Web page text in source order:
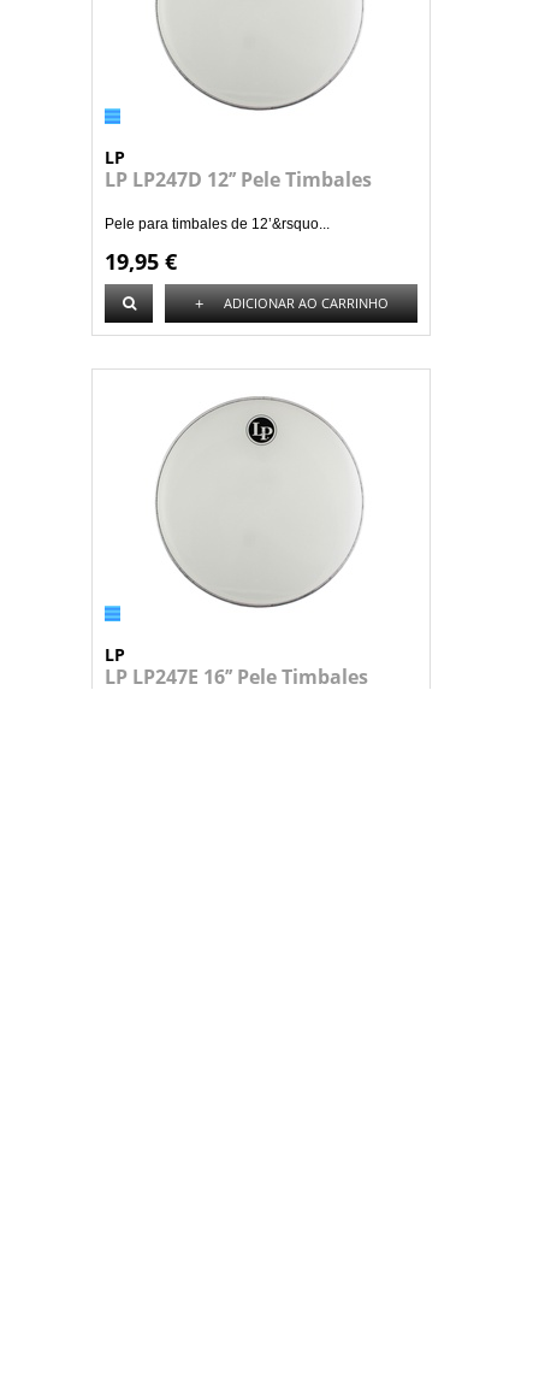
LP
LP LP247D 12’’ Pele Timbales
Pele para timbales de 12’&rsquo...
19,95 €
+ ADICIONAR AO CARRINHO
LP
LP LP247E 16’’ Pele Timbales